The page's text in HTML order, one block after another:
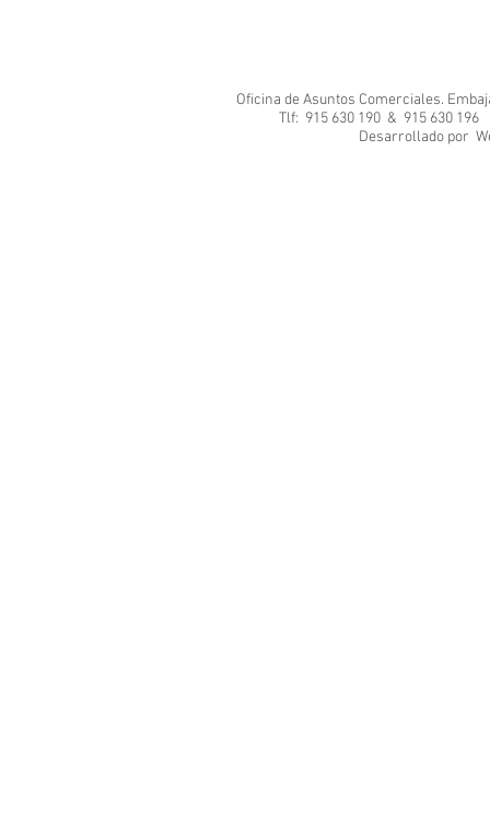
Oficina de Asuntos Comerciales.
Tlf: 915 630 190 & 915 630